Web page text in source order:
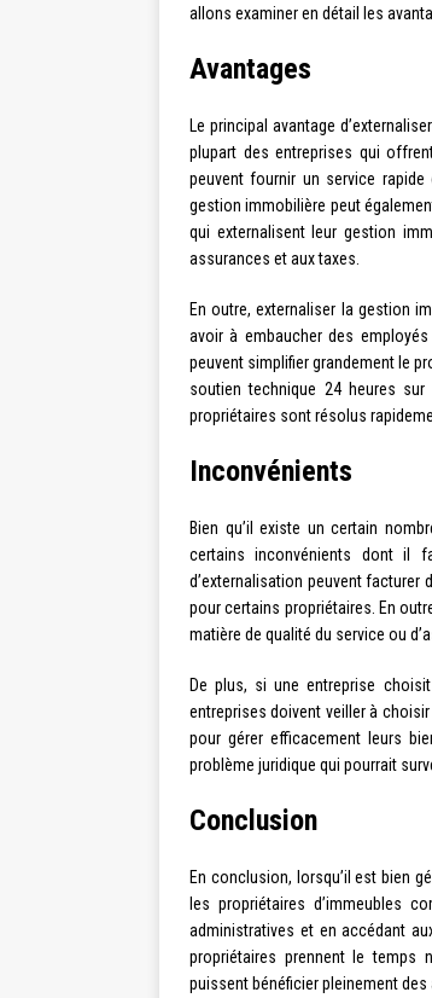
allons examiner en détail les
Avantages
Le principal avantage
plupart des entreprises qui
peuvent fournir un service
gestion immobilière peut
qui externalisent leur gestion
assurances et aux taxes.
En outre, externaliser la gestion
avoir à embaucher des
peuvent simplifier grandement le
soutien technique 24 heures
propriétaires sont résolus
Inconvénients
Bien qu’il existe un certain
certains inconvénients dont il
d’externalisation peuvent
pour certains propriétaires. En
matière de qualité du service ou
De plus, si une entreprise
entreprises doivent veiller à
pour gérer efficacement leurs
problème juridique qui pourrait
Conclusion
En conclusion, lorsqu’il est bien
les propriétaires d’immeubles
administratives et en accédant
propriétaires prennent le temps
puissent bénéficier pleinement